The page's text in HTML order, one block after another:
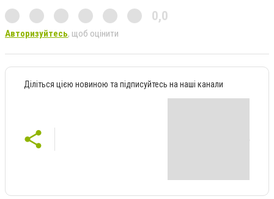
0,0
Авторизуйтесь, щоб оцінити
Діліться цією новиною та підписуйтесь на наші канали